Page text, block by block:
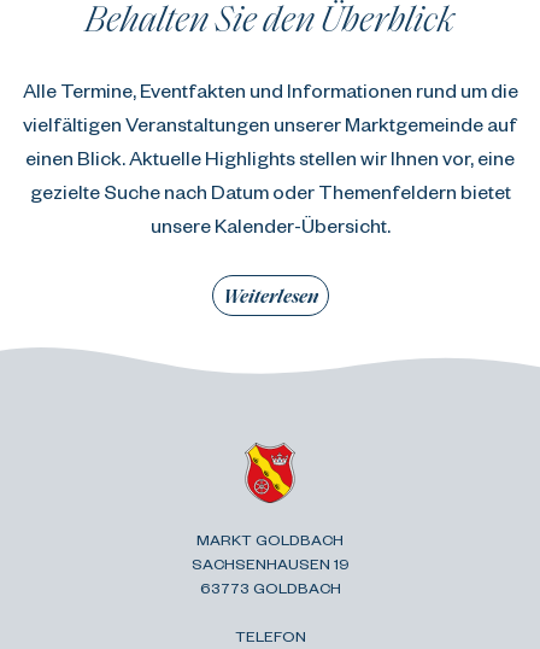
Behalten Sie den Überblick
Alle Termine, Eventfakten und Informationen rund um die
vielfältigen Veranstaltungen unserer Marktgemeinde auf
einen Blick. Aktuelle Highlights stellen wir Ihnen vor, eine
gezielte Suche nach Datum oder Themenfeldern bietet
unsere Kalender-Übersicht.
Weiterlesen
MARKT GOLDBACH
SACHSENHAUSEN 19
63773 GOLDBACH
TELEFON